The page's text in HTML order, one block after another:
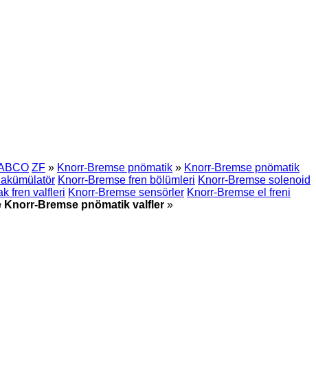
ZF » Knorr-Bremse pnömatik » Knorr-Bremse pnömatik
Knorr-Bremse fren bölümleri Knorr-Bremse solenoid
fren valfleri Knorr-Bremse sensörler Knorr-Bremse el freni
Knorr-Bremse pnömatik valfler »